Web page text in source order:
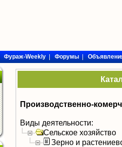
Фураж-Weekly|Форумы|
Производственно-
Виды деятельности:
Сельское хозяйство
Зерно и